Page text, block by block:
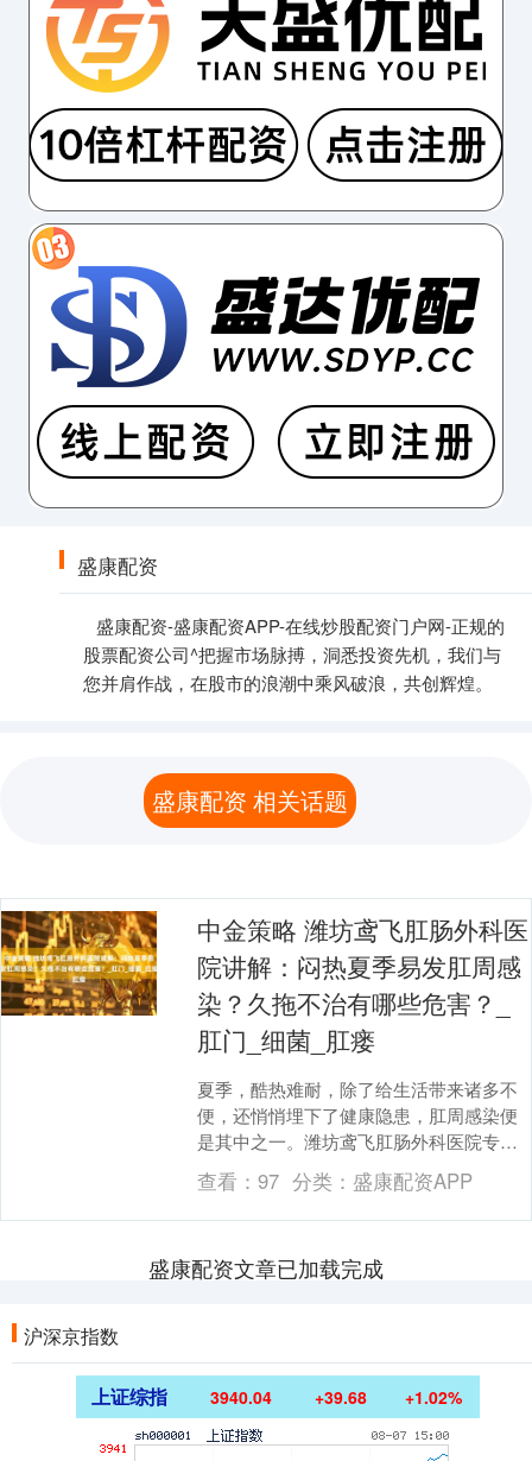
盛康配资
盛康配资-盛康配资APP-在线炒股配资门户网-正规的
股票配资公司^把握市场脉搏，洞悉投资先机，我们与
您并肩作战，在股市的浪潮中乘风破浪，共创辉煌。
盛康配资 相关话题
中金策略 潍坊鸢飞肛肠外科医
院讲解：闷热夏季易发肛周感
染？久拖不治有哪些危害？_
肛门_细菌_肛瘘
夏季，酷热难耐，除了给生活带来诸多不
便，还悄悄埋下了健康隐患，肛周感染便
是其中之一。潍坊鸢飞肛肠外科医院专家
指出，夏季肛周感染发病率显著升高，大
家务必提高警惕。....
查看：97 分类： 盛康配资APP
盛康配资文章已加载完成
沪深京指数
上证综指 3940.04 +39.68 +1.02%